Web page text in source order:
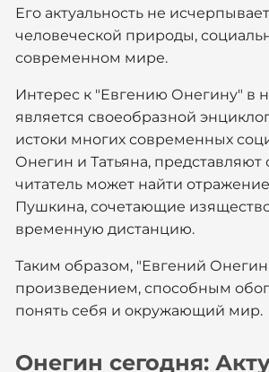
Его актуальность не
человеческой природы,
современном мире.
Интерес к "Евгению Онегину" в
является своеобразной
истоки многих современных
Онегин и Татьяна,
читатель может найти
Пушкина, сочетающие
временную дистанцию.
Таким образом, "Евгений
произведением, способным
понять себя и окружающий мир.
Онегин сегодня: